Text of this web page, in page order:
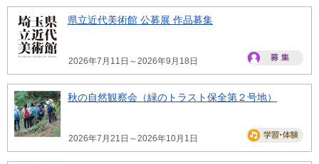
県立近代美術館 公募展 作品募集
2026年7月11日～2026年9月18日
秋の自然観察会（緑のトラスト保全第２号地）
2026年7月21日～2026年10月1日